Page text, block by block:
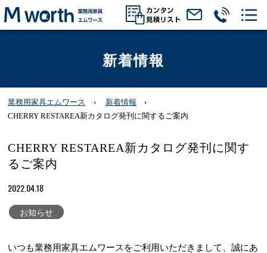
新着情報
業務用家具エムワース
新着情報
CHERRY RESTAREA新カタログ発刊に関するご案内
CHERRY RESTAREA新カタログ発刊に関す
るご案内
2022.04.18
お知らせ
いつも業務用家具エムワースをご利用いただきまして、誠にあ